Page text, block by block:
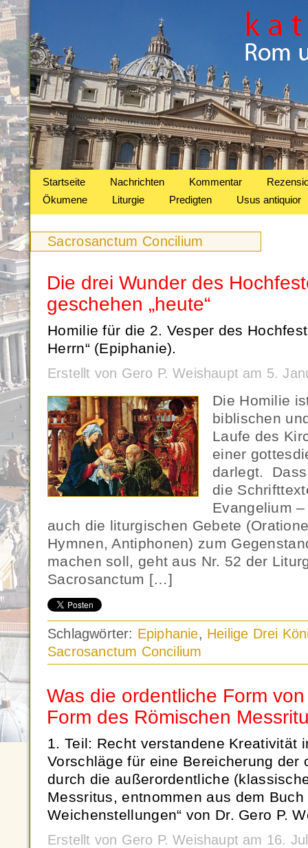
Startseite Nachrichten Kommentar
Ökumene
Liturgie Predigten Usus antiquior
Sacrosanctum Concilium
Die drei Wunder des
geschehen „heute“
Homilie für die 2. Vesper des
Herrn“ (Epiphanie).
Erstellt von Gero P. Weishaupt am 5.
Die Homilie
biblischen
Laufe des
einer
darlegt.
die
Evangelium
auch die liturgischen Gebete
Hymnen, Antiphonen) zum
machen soll, geht aus Nr. 52 der
Sacrosanctum […]
Schlagwörter: Epiphanie, Heilige Drei
Sacrosanctum Concilium
Was die ordentliche Form
Form des Römischen
1. Teil: Recht verstandene Kreativität
Vorschläge für eine Bereicherung der
durch die außerordentliche
Messritus, entnommen aus dem Buch
Weichenstellungen“ von Dr. Gero P.
Erstellt von Gero P. Weishaupt am 16.